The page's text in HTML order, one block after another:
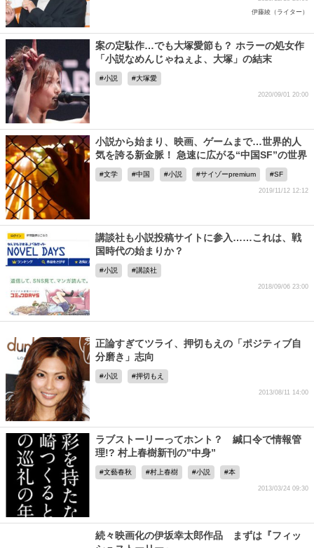
伊藤綾（ライター）
案の定駄作…でも大塚愛節も？ ホラーの処女作
「小説なめんじゃねぇよ、大塚」の結末
小説 大塚愛
2020/09/01 20:00
小説から始まり、映画、ゲームまで…世界的人
気を誇る新金脈！ 急速に広がる“中国SF”の世界
文学 中国 小説 サイゾーpremium SF
2019/11/12 12:12
講談社も小説投稿サイトに参入……これは、戦
国時代の始まりか？
小説 講談社
2018/09/06 23:00
正論すぎてツライ、押切もえの「ポジティブ自
分磨き」志向
小説 押切もえ
2013/08/11 14:00
ラブストーリーってホント？ 緘口令で情報管
理!? 村上春樹新刊の”中身”
文藝春秋 村上春樹 小説 本
2013/03/24 09:30
続々映画化の伊坂幸太郎作品 まずは『フィッ